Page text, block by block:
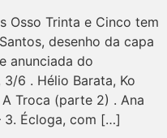
Osso Trinta e Cinco tem
desenho da capa
anunciada do
3/6 . Hélio Barata, Ko
Troca (parte 2) . Ana
3. Écloga, com […]